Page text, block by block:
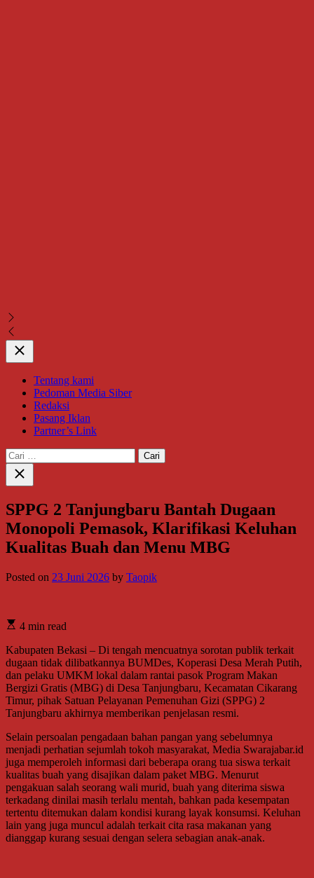
Close
Tentang kami
Pedoman Media Siber
Redaksi
Pasang Iklan
Partner’s Link
Cari
untuk:
Close
search
SPPG 2 Tanjungbaru Bantah Dugaan
Monopoli Pemasok, Klarifikasi Keluhan
Kualitas Buah dan Menu MBG
Posted on 23 Juni 2026 by Taopik
4 min read
Kabupaten Bekasi – Di tengah mencuatnya sorotan publik terkait
dugaan tidak dilibatkannya BUMDes, Koperasi Desa Merah Putih,
dan pelaku UMKM lokal dalam rantai pasok Program Makan
Bergizi Gratis (MBG) di Desa Tanjungbaru, Kecamatan Cikarang
Timur, pihak Satuan Pelayanan Pemenuhan Gizi (SPPG) 2
Tanjungbaru akhirnya memberikan penjelasan resmi.
Selain persoalan pengadaan bahan pangan yang sebelumnya
menjadi perhatian sejumlah tokoh masyarakat, Media Swarajabar.id
juga memperoleh informasi dari beberapa orang tua siswa terkait
kualitas buah yang disajikan dalam paket MBG. Menurut
pengakuan salah seorang wali murid, buah yang diterima siswa
terkadang dinilai masih terlalu mentah, bahkan pada kesempatan
tertentu ditemukan dalam kondisi kurang layak konsumsi. Keluhan
lain yang juga muncul adalah terkait cita rasa makanan yang
dianggap kurang sesuai dengan selera sebagian anak-anak.